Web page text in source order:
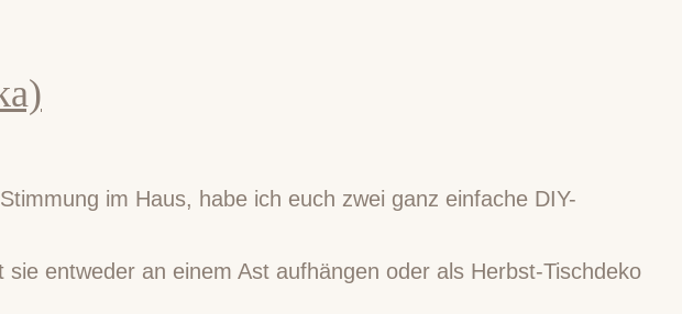
im Haus, habe ich euch zwei ganz einfache DIY-
entweder an einem Ast aufhängen oder als Herbst-Tischdeko